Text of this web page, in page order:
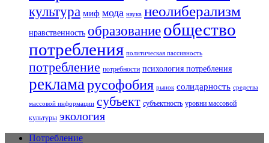
культура миф мода наука неолиберализм
нравственность образование общество
потребления политическая пассивность
потребление потребности психология потребления
реклама русофобия рынок солидарность средства
массовой информации субъект субъектность уровни массовой
культуры экология
Потребление